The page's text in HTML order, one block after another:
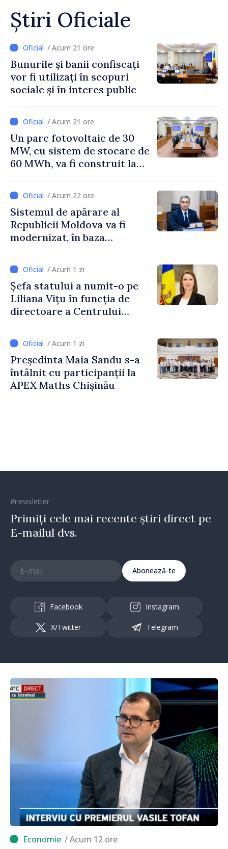
Știri Oficiale
/ Acum 21 ore
Bunurile și banii confiscați
vor fi utilizați în scopuri
sociale și în interes public
/ Acum 21 ore
Un parc fotovoltaic de 30
MW, cu sistem de stocare de
60 MWh, va fi construit la
/ Acum 22 ore
Sistemul de apărare al
Republicii Moldova va fi
modernizat, în baza
implementare a Strategiei
Naționale de Apărare
/ Acum 1 zi
Șefa statului a numit-o pe
Liliana Vițu în funcția de
directoare a Centrului
Strategică și Contracarare a
Dezinformării
/ Acum 1 zi
Președinta Maia Sandu s-a
întâlnit cu participanții la
APEX Maths Chișinău
#newsletter
Primiți cele mai recente știri direct pe
E-mailul dvs.
Abonează-te
Facebook Instagram
X/Twitter Telegram
/ Acum 12 ore